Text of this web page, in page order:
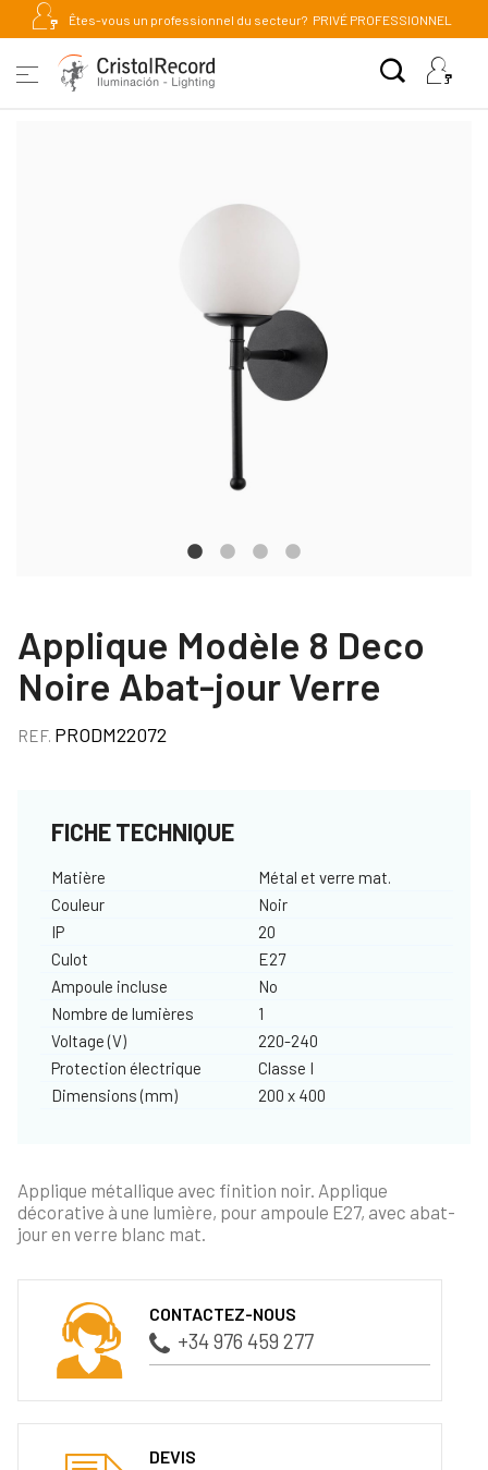
Êtes-vous un professionnel du secteur? PRIVÉ PROFESSIONNEL
Applique Modèle 8 Deco
Noire Abat-jour Verre
REF. PRODM22072
FICHE TECHNIQUE
Matière
Métal et verre mat.
Couleur
Noir
IP
20
Culot
E27
Ampoule incluse
No
Nombre de lumières
1
Voltage (V)
220-240
Protection électrique
Classe I
Dimensions (mm)
200 x 400
Applique métallique avec finition noir. Applique
décorative à une lumière, pour ampoule E27, avec abat-
jour en verre blanc mat.
CONTACTEZ-NOUS
+34 976 459 277
DEVIS